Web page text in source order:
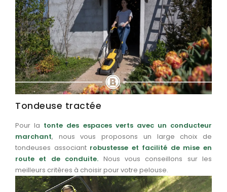
Tondeuse tractée
Pour la tonte des espaces verts avec un conducteur
marchant, nous vous proposons un large choix de
tondeuses associant robustesse et facilité de mise en
route et de conduite. Nous vous conseillons sur les
meilleurs critères à choisir pour votre pelouse.